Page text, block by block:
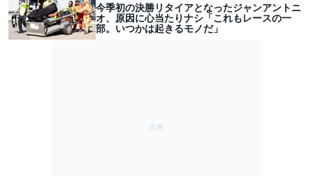
今季初の決勝リタイアとなったジャンアントニ
オ、原因に心当たりナシ「これもレースの一
部。いつかは起きるモノだ」